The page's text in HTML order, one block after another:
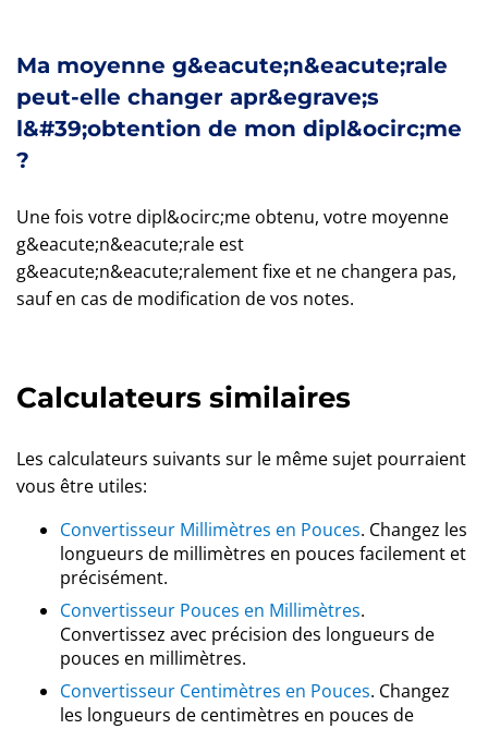
Ma moyenne g&eacute;n&eacute;rale
peut-elle changer apr&egrave;s
l&#39;obtention de mon dipl&ocirc;me
?
Une fois votre dipl&ocirc;me obtenu, votre moyenne
g&eacute;n&eacute;rale est
g&eacute;n&eacute;ralement fixe et ne changera pas,
sauf en cas de modification de vos notes.
Calculateurs similaires
Les calculateurs suivants sur le même sujet pourraient
vous être utiles:
Convertisseur Millimètres en Pouces. Changez les
longueurs de millimètres en pouces facilement et
précisément.
Convertisseur Pouces en Millimètres.
Convertissez avec précision des longueurs de
pouces en millimètres.
Convertisseur Centimètres en Pouces. Changez
les longueurs de centimètres en pouces de